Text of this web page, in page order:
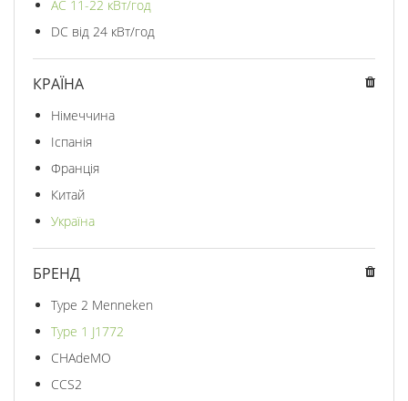
AC 11-22 кВт/год
DC від 24 кВт/год
КРАЇНА
Німеччина
Іспанія
Франція
Китай
Україна
БРЕНД
Type 2 Menneken
Type 1 J1772
CHAdeMO
CCS2